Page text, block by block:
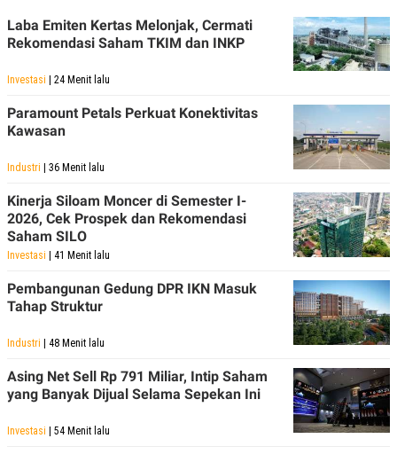
C
E
K
I
T
E
A
E
A
V
R
S
I
N
G
G
M
I
.
D
Laba Emiten Kertas Melonjak, Cermati
Rekomendasi Saham TKIM dan INKP
Investasi | 24 Menit lalu
Paramount Petals Perkuat Konektivitas
Kawasan
Industri | 36 Menit lalu
Kinerja Siloam Moncer di Semester I-
2026, Cek Prospek dan Rekomendasi
Saham SILO
Investasi | 41 Menit lalu
Pembangunan Gedung DPR IKN Masuk
Tahap Struktur
Industri | 48 Menit lalu
Asing Net Sell Rp 791 Miliar, Intip Saham
yang Banyak Dijual Selama Sepekan Ini
Investasi | 54 Menit lalu